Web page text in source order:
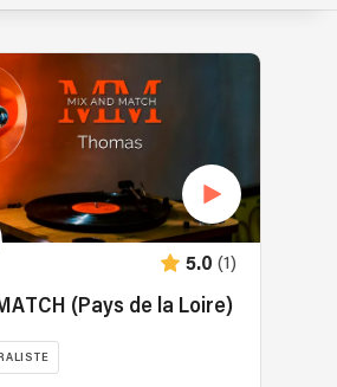
5.0 (1)
(Pays de la Loire)